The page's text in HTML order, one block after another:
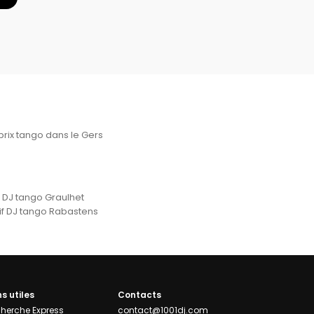
tango dans le Gers
DJ tango Graulhet
DJ tango Rabastens
utiles
Express
Contacts
contact@1001dj.com